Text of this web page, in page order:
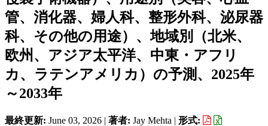
管、消化器、婦人科、整形外科、泌尿器
科、その他の用途）、地域別（北米、
欧州、アジア太平洋、中東・アフリ
カ、ラテンアメリカ）の予測、2025年
～2033年
最終更新: June 03, 2026 | 著者: Jay Mehta | 形式: